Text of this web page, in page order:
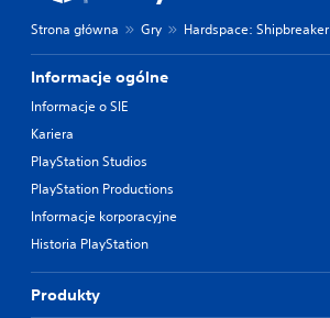
Strona główna Gry Hardspace: Shipbreaker
Informacje ogólne
Informacje o SIE
Kariera
PlayStation Studios
PlayStation Productions
Informacje korporacyjne
Historia PlayStation
Produkty